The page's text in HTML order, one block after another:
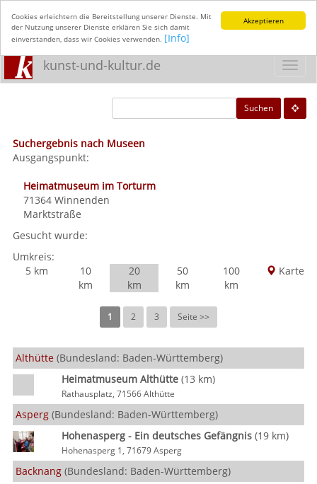
Akzeptieren
Cookies erleichtern die Bereitstellung unserer Dienste. Mit
der Nutzung unserer Dienste erklären Sie sich damit
einverstanden, dass wir Cookies verwenden. [Info]
kunst-und-kultur.de
Suchen
Suchergebnis nach Museen
Ausgangspunkt:
Heimatmuseum im Torturm
71364 Winnenden
Marktstraße
Gesucht wurde:
Umkreis:
5 km
10
km
20
km
50
km
100
km
Karte
1 2 3 Seite >>
Althütte (Bundesland: Baden-Württemberg)
Heimatmuseum Althütte(13 km)
Rathausplatz, 71566 Althütte
Asperg (Bundesland: Baden-Württemberg)
Hohenasperg - Ein deutsches Gefängnis(19 km)
Hohenasperg 1, 71679 Asperg
Backnang (Bundesland: Baden-Württemberg)